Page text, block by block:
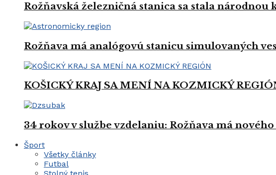
Rožňavská železničná stanica sa stala
Rožňava má analógovú stanicu simulovaných
KOŠICKÝ KRAJ SA MENÍ NA KOZMICKÝ
34 rokov v službe vzdelaniu: Rožňava má
Šport
Všetky články
Futbal
Stolný tenis